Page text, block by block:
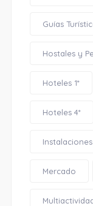
Guías
Hostales y
Hoteles 1*
Hoteles 4*
Mercado